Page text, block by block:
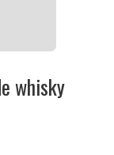
whisky